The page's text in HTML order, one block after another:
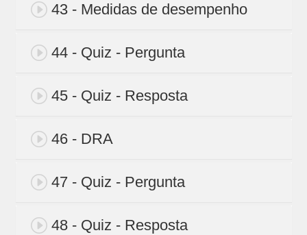
43 - Medidas de desempenho
44 - Quiz - Pergunta
45 - Quiz - Resposta
46 - DRA
47 - Quiz - Pergunta
48 - Quiz - Resposta